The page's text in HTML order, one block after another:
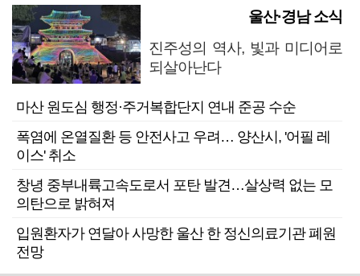
울산·경남 소식
진주성의 역사, 빛과 미디어로
되살아난다
마산 원도심 행정·주거복합단지 연내 준공 수순
폭염에 온열질환 등 안전사고 우려… 양산시, '어필 레
이스' 취소
창녕 중부내륙고속도로서 포탄 발견…살상력 없는 모
의탄으로 밝혀져
입원환자가 연달아 사망한 울산 한 정신의료기관 폐원
전망